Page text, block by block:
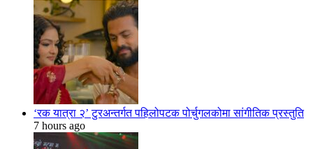
‘रक यात्रा २’ टुरअन्तर्गत पहिलोपटक पोर्चुगलकोमा सांगीतिक प्रस्तुति
7 hours ago